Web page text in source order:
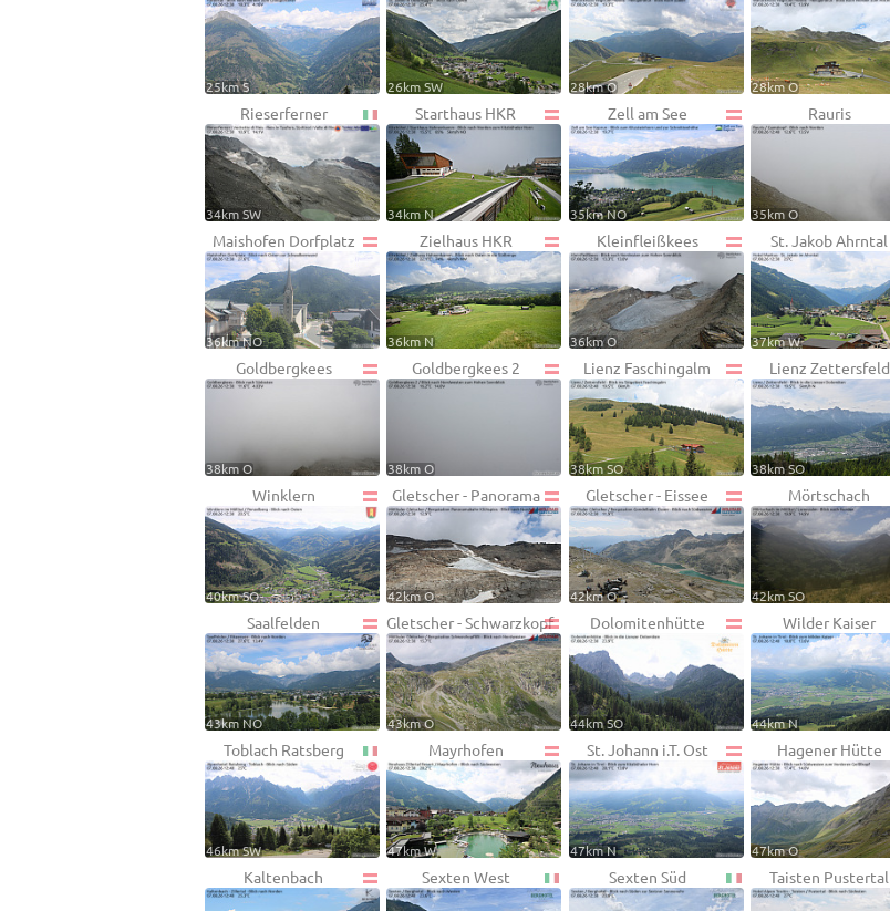
25km S 26km SW 28km O 28km O
Rieserferner
34km SW
Starthaus HKR
34km N
Zell am See
35km NO
Rauris
35km O
Maishofen Dorfplatz
36km NO
Zielhaus HKR
36km N
Kleinfleißkees
36km O
St. Jakob Ahrntal
37km W
Goldbergkees
38km O
Goldbergkees 2
38km O
Lienz Faschingalm
38km SO
Lienz Zettersfeld
38km SO
Winklern
40km SO
Gletscher - Panorama
42km O
Gletscher - Eissee
42km O
Mörtschach
42km SO
Saalfelden
43km NO
Gletscher - Schwarzkopf
43km O
Dolomitenhütte
44km SO
Wilder Kaiser
44km N
Toblach Ratsberg
46km SW
Mayrhofen
47km W
St. Johann i.T. Ost
47km N
Hagener Hütte
47km O
Kaltenbach Sexten West Sexten Süd Taisten Pustertal